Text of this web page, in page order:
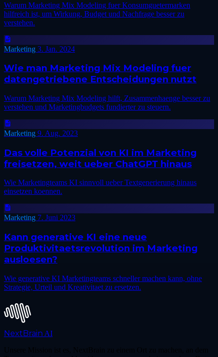
Warum Marketing Mix Modeling fuer Konsumguetermarken
hilfreich ist, um Wirkung, Budget und Nachfrage besser zu
verstehen.
Marketing 3. Jan. 2024
Wie man Marketing Mix Modeling fuer
datengetriebene Entscheidungen nutzt
Warum Marketing Mix Modeling hilft, Zusammenhaenge besser zu
verstehen und Marketingbudgets fundierter zu steuern.
Marketing 9. Aug. 2023
Das volle Potenzial von KI im Marketing
freisetzen, weit ueber ChatGPT hinaus
Wie Marketingteams KI sinnvoll ueber Textgenerierung hinaus
einsetzen koennen.
Marketing 7. Juni 2023
Kann generative KI eine neue
Produktivitaetsrevolution im Marketing
ausloesen?
Wie generative KI Marketingteams schneller machen kann, ohne
Strategie, Urteil und Kreativitaet zu ersetzen.
NextBrain AI